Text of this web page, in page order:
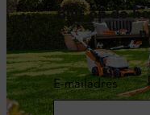
Blijf op de
E-mailadres